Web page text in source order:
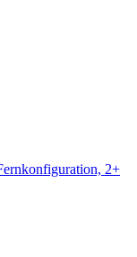
2+